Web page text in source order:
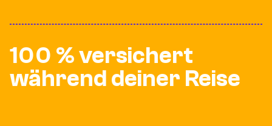
100 % versichert
während deiner Reise